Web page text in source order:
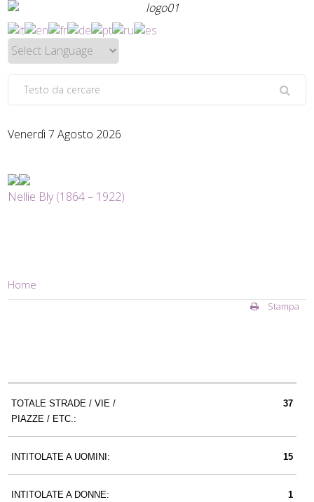
Venerdì 7 Agosto 2026
Nellie Bly (1864 – 1922)
Home
Stampa
TOTALE STRADE / VIE /
PIAZZE / ETC.:
37
INTITOLATE A UOMINI: 15
INTITOLATE A DONNE: 1